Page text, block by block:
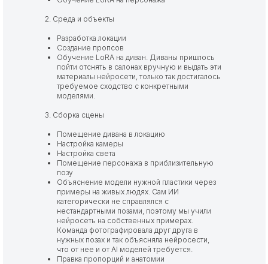
2. Среда и объекты
Разработка локации
Создание пропсов
Обучение LoRA на диван. Диваны пришлось
пойти отснять в салонах вручную и выдать эти
материалы нейросети, только так достигалось
требуемое сходство с конкретными
моделями.
3. Сборка сцены
Помещение дивана в локацию
Настройка камеры
Настройка света
Помещение персонажа в приблизительную
позу
Объяснение модели нужной пластики через
примеры на живых людях. Сам ИИ
категорически не справлялся с
нестандартными позами, поэтому мы учили
нейросеть на собственных примерах.
Команда фотографировала друг друга в
нужных позах и так объясняла нейросести,
что от нее и от AI моделей требуется.
Правка пропорций и анатомии